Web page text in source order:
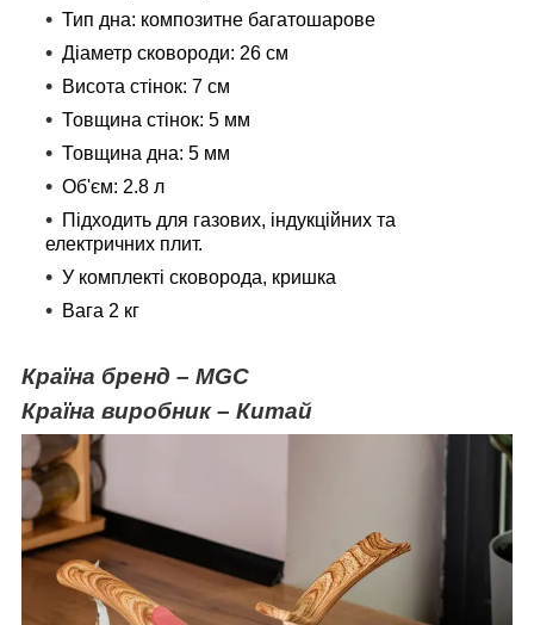
Тип дна: композитне багатошарове
Діаметр сковороди: 26 см
Висота стінок: 7 см
Товщина стінок: 5 мм
Товщина дна: 5 мм
Об'єм: 2.8 л
Підходить для газових, індукційних та
електричних плит.
У комплекті сковорода, кришка
Вага 2 кг
Країна бренд – MGC
Країна виробник – Китай